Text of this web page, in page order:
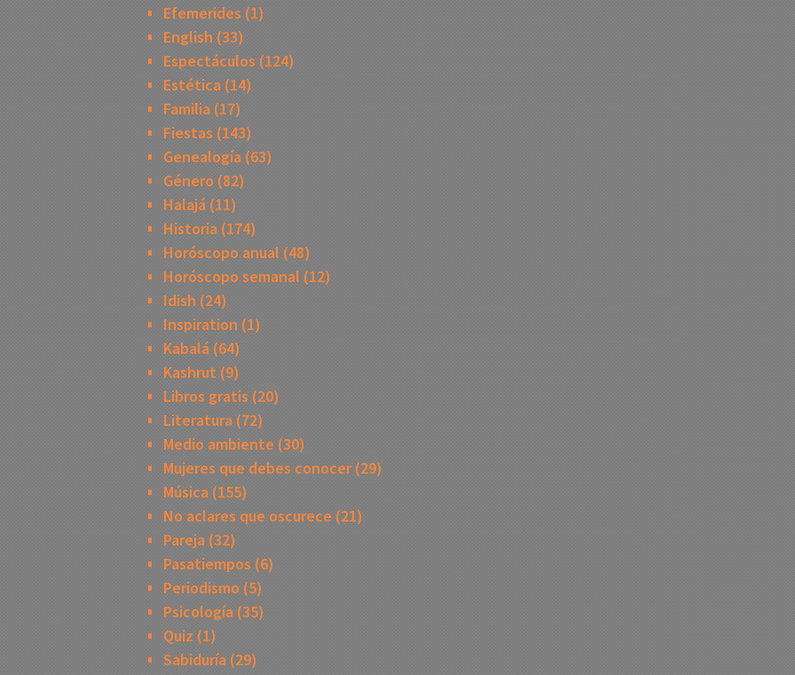
Efemerides (1)
English (33)
Espectáculos (124)
Estética (14)
Familia (17)
Fiestas (143)
Genealogía (63)
Género (82)
Halajá (11)
Historia (174)
Horóscopo anual (48)
Horóscopo semanal (12)
Idish (24)
Inspiration (1)
Kabalá (64)
Kashrut (9)
Libros gratis (20)
Literatura (72)
Medio ambiente (30)
Mujeres que debes conocer(29)
Música (155)
No aclares que oscurece (21)
Pareja (32)
Pasatiempos (6)
Periodismo (5)
Psicología (35)
Quiz (1)
Sabiduría (29)